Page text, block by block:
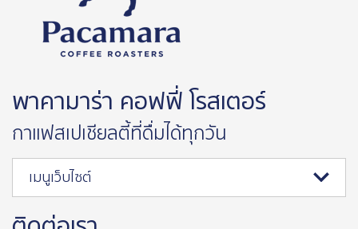
พาคามาร่า คอฟฟี่ โรสเตอร์
กาแฟสเปเชียลตี้ที่ดื่มได้ทุกวัน
เมนูเว็บไซต์